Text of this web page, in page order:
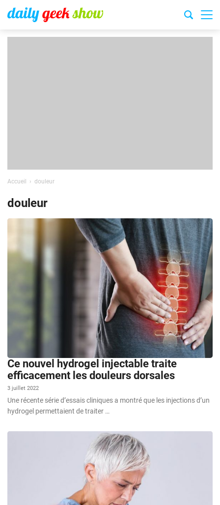
Accueil douleur
douleur
Ce nouvel hydrogel injectable traite
efficacement les douleurs dorsales
3 juillet 2022
Une récente série d’essais cliniques a montré que les injections d’un
hydrogel permettaient de traiter …